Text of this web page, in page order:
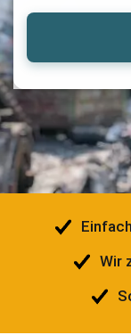
Wir